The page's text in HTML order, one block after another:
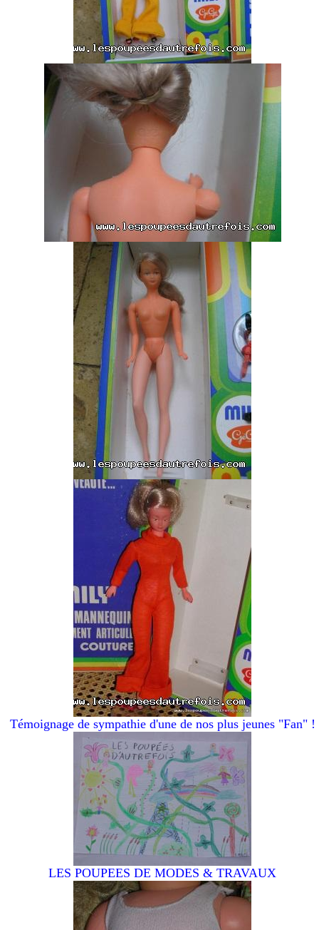
Témoignage de sympathie d'une de nos plus jeunes "Fan" !
LES POUPEES DE MODES & TRAVAUX